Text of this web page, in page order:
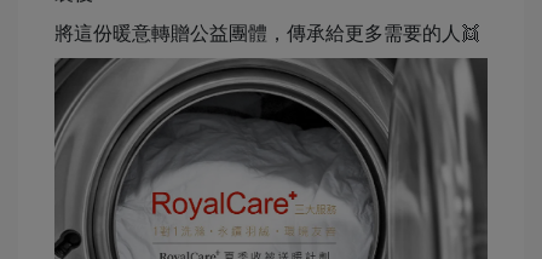
將這份暖意轉贈公益團體，傳承給更多需要的人👯